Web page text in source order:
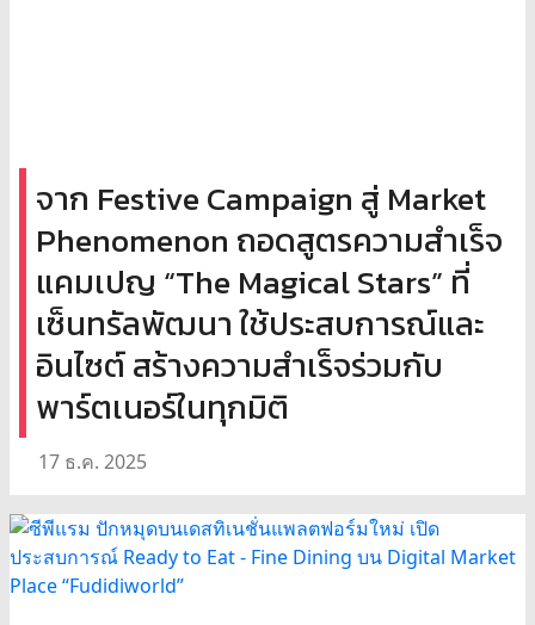
จาก Festive Campaign สู่ Market
Phenomenon ถอดสูตรความสำเร็จ
แคมเปญ “The Magical Stars” ที่
เซ็นทรัลพัฒนา ใช้ประสบการณ์และ
อินไซต์ สร้างความสำเร็จร่วมกับ
พาร์ตเนอร์ในทุกมิติ
17 ธ.ค. 2025